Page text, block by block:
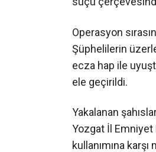
Operasyon
Şüphelilerin
ecza hap ile
ele geçirildi.
Yakalanan
Yozgat İl Emniyet
kullanımına